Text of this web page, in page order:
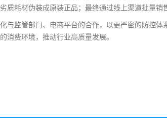
质耗材伪装成原装正品；最终通过线上渠道批量销
与监管部门、电商平台的合作，以更严密的防控
消费环境，推动行业高质量发展。